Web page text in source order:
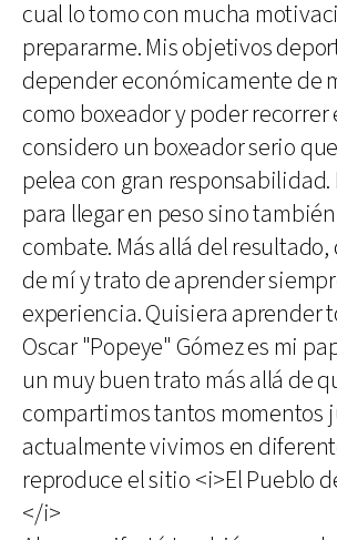
cual lo tomo con mucha
prepararme. Mis objetivos
depender económicamente de
como boxeador y poder recorrer
considero un boxeador serio
pelea con gran
para llegar en peso sino
combate. Más allá del
de mí y trato de aprender
experiencia. Quisiera aprender
Oscar "Popeye" Gómez es mi
un muy buen trato más allá de
compartimos tantos momentos
actualmente vivimos en
reproduce el sitio <i>El Pueblo
</i>